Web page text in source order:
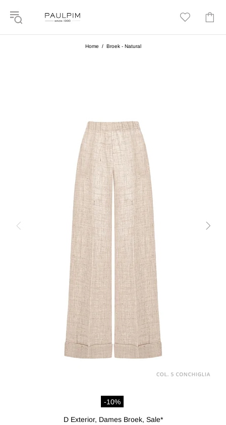
Home Broek - Natural
-10%
D Exterior, Dames Broek, Sale*